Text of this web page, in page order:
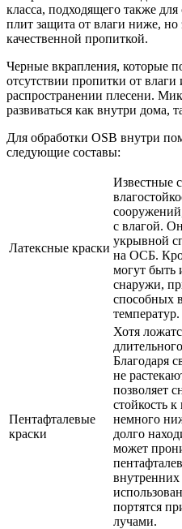
класса, подходящего также
плит защита от влаги ниже,
качественной пропиткой.
Черные вкрапления, которые
отсутствии пропитки от
распространении плесени.
развиваться как внутри дома,
Для обработки OSB внутри
следующие составы:
Латексные краски
Известные
с влагой.
укрывной
на ОСБ.
могут быть
снаружи,
способных
температур.
Пентафталевые
краски
Хотя
Благодаря
не
позволяет
стойкость
немного
долго
может
внутренних
портятся
лучами.